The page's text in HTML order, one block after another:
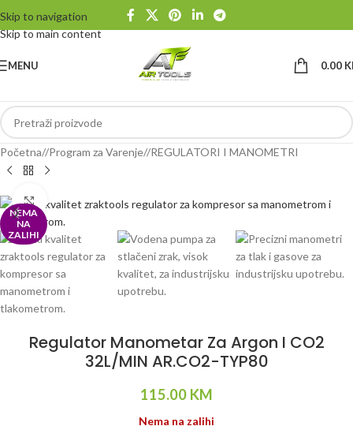
Skip to navigation
Skip to main content
MENU 0.00
Početna/ Program za Varenje/ REGULATORI I MANOMETRI
NEMA
NA
ZALIHI
Klikni da uvećaš
Regulator Manometar Za Argon I CO2
32L/MIN AR.CO2-TYP80
115.00 KM
Nema na zalihi